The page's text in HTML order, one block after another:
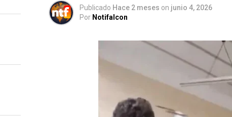
Publicado Hace 2 meses on junio 4, 2026
Por Notifalcon